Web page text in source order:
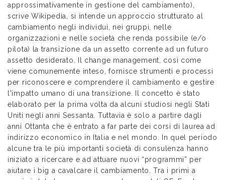
approssimativamente in gestione del cambiamento),
scrive Wikipedia, si intende un approccio strutturato al
cambiamento negli individui, nei gruppi, nelle
organizzazioni e nelle società che renda possibile (e/o
pilota) la transizione da un assetto corrente ad un futuro
assetto desiderato. Il change management, così come
viene comunemente inteso, fornisce strumenti e processi
per riconoscere e comprendere il cambiamento e gestire
l'impatto umano di una transizione. Il concetto è stato
elaborato per la prima volta da alcuni studiosi negli Stati
Uniti negli anni Sessanta. Tuttavia è solo a partire dagli
anni Ottanta che è entrato a far parte dei corsi di laurea ad
indirizzo economico in Italia e nel mondo. In quel periodo
alcune tra le più importanti società di consulenza hanno
iniziato a ricercare e ad attuare nuovi “programmi” per
aiutare i big a cavalcare il cambiamento. Tra i primi a